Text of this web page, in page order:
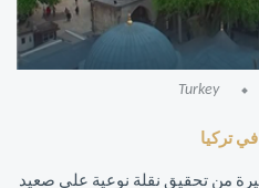
Turkey
تركيا
من تحقيق نقلة نوعية على صعيد